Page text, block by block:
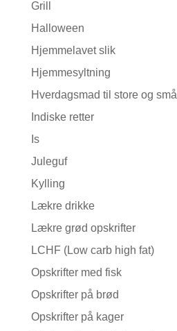
Grill
Halloween
Hjemmelavet slik
Hjemmesyltning
Hverdagsmad til store og små
Indiske retter
Is
Juleguf
Kylling
Lækre drikke
Lækre grød opskrifter
LCHF (Low carb high fat)
Opskrifter med fisk
Opskrifter på brød
Opskrifter på kager